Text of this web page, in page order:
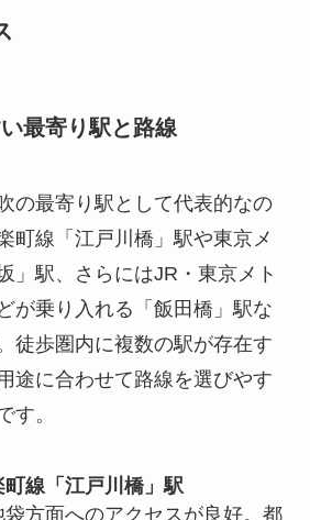
最寄り駅と路線
の最寄り駅として代表的なの
町線「江戸川橋」駅や東京メ
」駅、さらにはJR・東京メト
が乗り入れる「飯田橋」駅な
徒歩圏内に複数の駅が存在す
途に合わせて路線を選びやす
す。
線「江戸川橋」駅
方面へのアクセスが良好。都